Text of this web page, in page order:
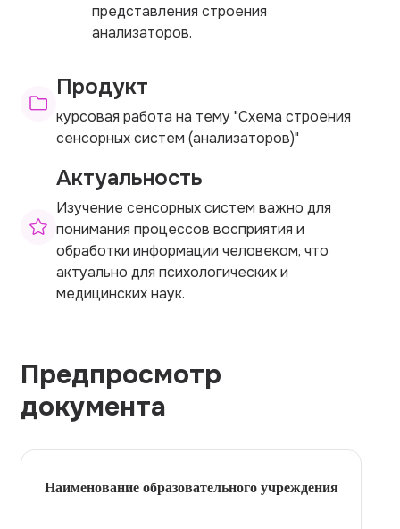
представления строения
анализаторов.
Продукт
курсовая работа на тему "Схема строения
сенсорных систем (анализаторов)"
Актуальность
Изучение сенсорных систем важно для
понимания процессов восприятия и
обработки информации человеком, что
актуально для психологических и
медицинских наук.
Предпросмотр
документа
Наименование образовательного учреждения